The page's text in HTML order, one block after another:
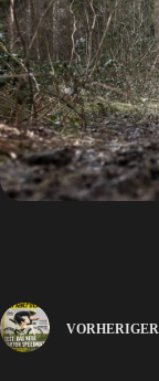
VORHERIGER